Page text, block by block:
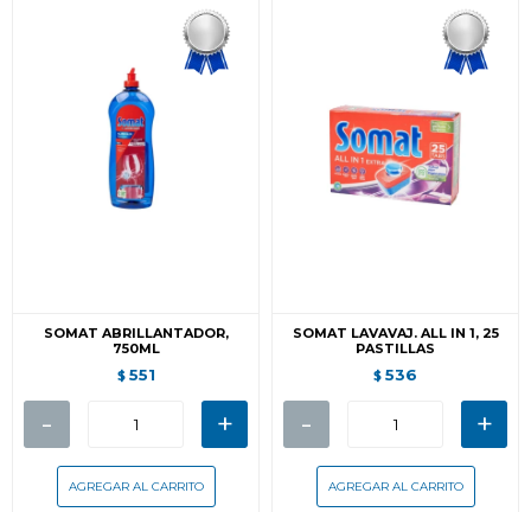
SOMAT ABRILLANTADOR,
750ML
$ 551
- +
SOMAT LAVAVAJ. ALL IN 1, 25
PASTILLAS
$ 536
- +